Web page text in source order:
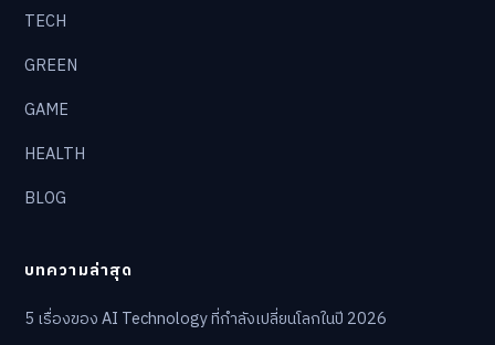
TECH
GREEN
GAME
HEALTH
BLOG
บทความล่าสุด
5 เรื่องของ AI Technology ที่กำลังเปลี่ยนโลกในปี 2026